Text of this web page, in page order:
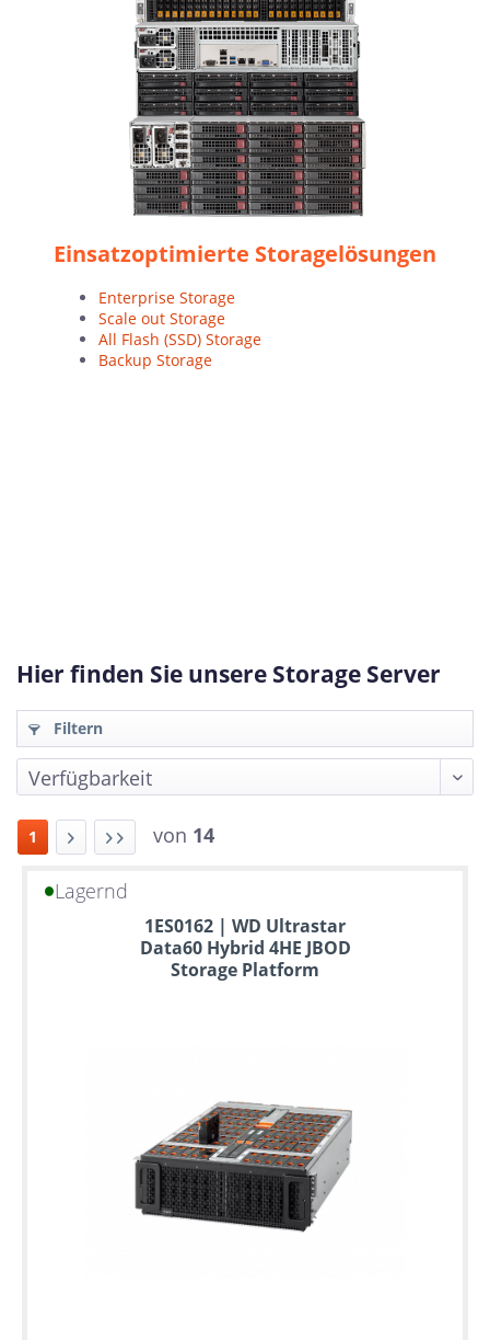
Einsatzoptimierte Storagelösungen
Enterprise Storage
Scale out Storage
All Flash (SSD) Storage
Backup Storage
Hier finden Sie unsere Storage Server
Filtern
1 von 14
Lagernd
1ES0162 | WD Ultrastar
Data60 Hybrid 4HE JBOD
Storage Platform